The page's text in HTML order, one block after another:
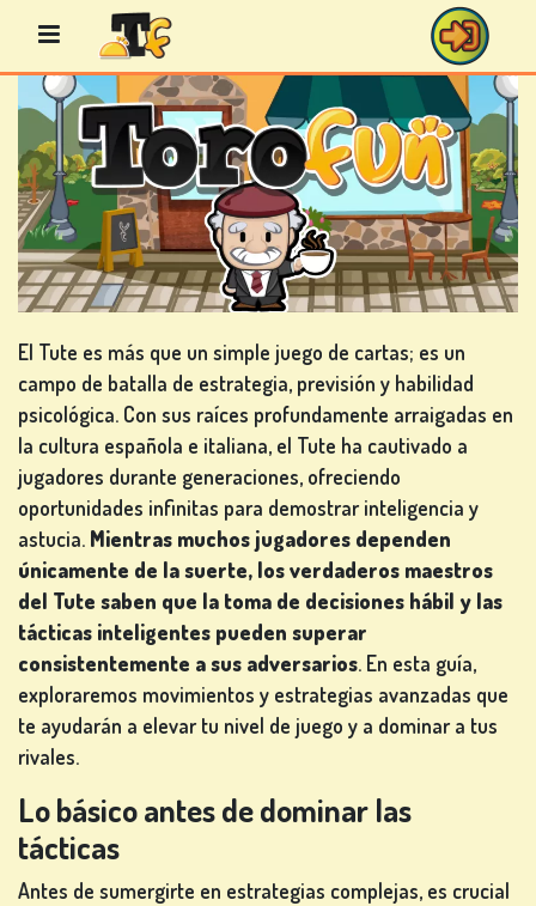
JUEGOS
DE
BINGO
JUEGOS
DE
CASINO
JUEGOS
DE
CARTAS
JUEGOS
DE
LOTERÍA
Saltar
contenido
El Tute es más que un simple juego de cartas; es un
campo de batalla de estrategia, previsión y habilidad
psicológica. Con sus raíces profundamente arraigadas en
la cultura española e italiana, el Tute ha cautivado a
jugadores durante generaciones, ofreciendo
oportunidades infinitas para demostrar inteligencia y
astucia. Mientras muchos jugadores dependen
únicamente de la suerte, los verdaderos maestros
del Tute saben que la toma de decisiones hábil y las
tácticas inteligentes pueden superar
consistentemente a sus adversarios. En esta guía,
exploraremos movimientos y estrategias avanzadas que
te ayudarán a elevar tu nivel de juego y a dominar a tus
rivales.
Lo básico antes de dominar las
tácticas
Antes de sumergirte en estrategias complejas, es crucial